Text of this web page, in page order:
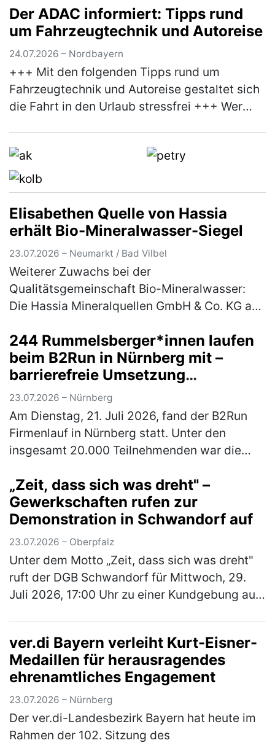
mehr Praxisnähe bei der EU-Polit…(mehr)
Der ADAC informiert: Tipps rund
um Fahrzeugtechnik und Autoreise
24.07.2026 – Nordbayern
+++ Mit den folgenden Tipps rund um
Fahrzeugtechnik und Autoreise gestaltet sich
die Fahrt in den Urlaub stressfrei +++ Wer
dem Aut…
Elisabethen Quelle von Hassia
erhält Bio-Mineralwasser-Siegel
23.07.2026 – Neumarkt / Bad Vilbel
Weiterer Zuwachs bei der
Qualitätsgemeinschaft Bio-Mineralwasser:
Die Hassia Mineralquellen GmbH & Co. KG aus
Mineralwassermarke „Elisabethen Quelle“ das
begehrte…(mehr)
244 Rummelsberger*innen laufen
beim B2Run in Nürnberg mit –
barrierefreie Umsetzung
ermöglichte Rollstuhlfahrer*innen
Teilnahme am Firmenlauf
23.07.2026 – Nürnberg
Am Dienstag, 21. Juli 2026, fand der B2Run
Firmenlauf in Nürnberg statt. Unter den
insgesamt 20.000 Teilnehmenden war die
engagierten Team von 244 Läufer*innen so
star…(mehr)
„Zeit, dass sich was dreht" –
Gewerkschaften rufen zur
Demonstration in Schwandorf auf
23.07.2026 – Oberpfalz
Unter dem Motto „Zeit, dass sich was dreht"
ruft der DGB Schwandorf für Mittwoch, 29.
Juli 2026, 17:00 Uhr zu einer Kundgebung auf
ver.di Bayern verleiht Kurt-Eisner-
Medaillen für herausragendes
ehrenamtliches Engagement
23.07.2026 – Nürnberg
Der ver.di-Landesbezirk Bayern hat heute im
Rahmen der 102. Sitzung des